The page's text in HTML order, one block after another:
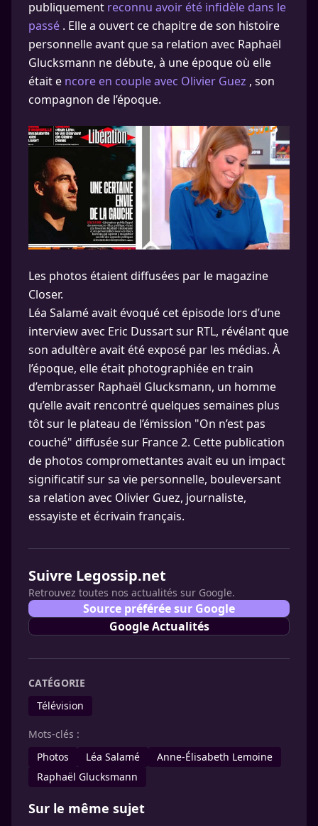
publiquement reconnu avoir été infidèle dans le
passé . Elle a ouvert ce chapitre de son histoire
personnelle avant que sa relation avec Raphaël
Glucksmann ne débute, à une époque où elle
était e ncore en couple avec Olivier Guez , son
compagnon de l’époque.
Les photos étaient diffusées par le magazine
Closer.
Léa Salamé avait évoqué cet épisode lors d’une
interview avec Eric Dussart sur RTL, révélant que
son adultère avait été exposé par les médias. À
l’époque, elle était photographiée en train
d’embrasser Raphaël Glucksmann, un homme
qu’elle avait rencontré quelques semaines plus
tôt sur le plateau de l’émission "On n’est pas
couché" diffusée sur France 2. Cette publication
de photos compromettantes avait eu un impact
significatif sur sa vie personnelle, bouleversant
sa relation avec Olivier Guez, journaliste,
essayiste et écrivain français.
Suivre Legossip.net
Retrouvez toutes nos actualités sur Google.
Source préférée sur Google
Google Actualités
CATÉGORIE
Télévision
Mots-clés :
Photos
Léa Salamé
Anne-Élisabeth Lemoine
Raphaël Glucksmann
Sur le même sujet